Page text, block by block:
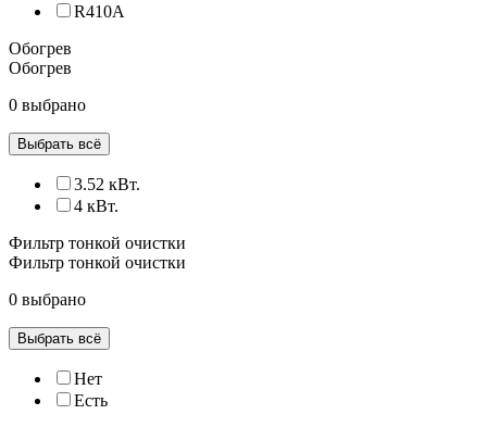
R410A
Обогрев
Обогрев
0 выбрано
Выбрать всё
3.52 кВт.
4 кВт.
Фильтр тонкой очистки
Фильтр тонкой очистки
0 выбрано
Выбрать всё
Нет
Есть